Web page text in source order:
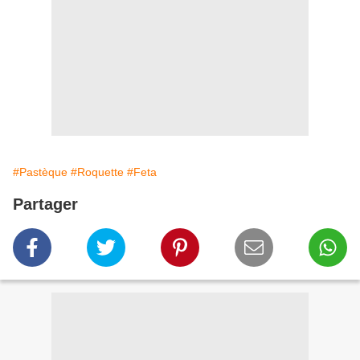
#Pastèque #Roquette #Feta
Partager